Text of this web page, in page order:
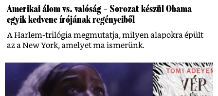
Amerikai álom vs. valóság – Sorozat készül Obama
egyik kedvenc írójának regényeiből
A Harlem-trilógia megmutatja, milyen alapokra épült
az a New York, amelyet ma ismerünk.